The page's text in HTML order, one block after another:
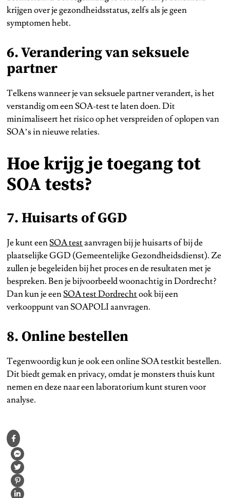
krijgen over je gezondheidsstatus, zelfs als je geen
symptomen hebt.
6. Verandering van seksuele
partner
Telkens wanneer je van seksuele partner verandert, is het
verstandig om een SOA-test te laten doen. Dit
minimaliseert het risico op het verspreiden of oplopen van
SOA’s in nieuwe relaties.
Hoe krijg je toegang tot
SOA tests?
7. Huisarts of GGD
Je kunt eenSOA testaanvragen bij je huisarts of bij de
plaatselijke GGD (Gemeentelijke Gezondheidsdienst). Ze
zullen je begeleiden bij het proces en de resultaten met je
bespreken. Ben je bijvoorbeeld woonachtig in Dordrecht?
Dan kun je eenSOA test Dordrechtook bij een
verkooppunt van SOAPOLI aanvragen.
8. Online bestellen
Tegenwoordig kun je ook een online SOA testkit bestellen.
Dit biedt gemak en privacy, omdat je monsters thuis kunt
nemen en deze naar een laboratorium kunt sturen voor
analyse.